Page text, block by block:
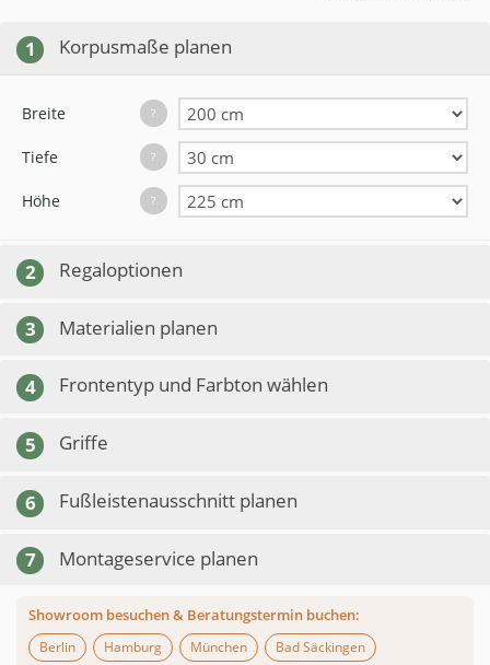
1 Korpusmaße planen
Breite ?
Tiefe ?
Höhe ?
2 Regaloptionen
3 Materialien planen
4 Frontentyp und Farbton wählen
5 Griffe
6 Fußleistenausschnitt planen
7 Montageservice planen
Showroom besuchen & Beratungstermin buchen:
Berlin
Hamburg München
Bad Säckingen